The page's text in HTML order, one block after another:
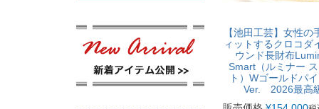
【池田工芸】女性の
ィットするクロコダ
ウンド長財布
Smart（ルミナー
ト）Wゴールドパ
Ver. 2026最高